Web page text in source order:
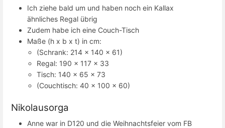
Ich ziehe bald um und haben noch ein Kallax
ähnliches Regal übrig
Zudem habe ich eine Couch-Tisch
Maße (h x b x t) in cm:
(Schrank: 214 x 140 x 61)
Regal: 190 x 117 x 33
Tisch: 140 x 65 x 73
(Couchtisch: 40 x 100 x 60)
Nikolausorga
Anne war in D120 und die Weihnachtsfeier vom FB